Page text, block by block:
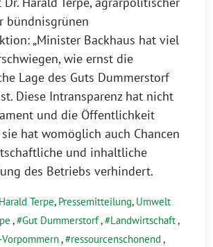
bündnisgrünen
„Minister Backhaus hat viel
wie ernst die
Lage des Guts Dummerstorf
Diese Intransparenz hat nicht
und die Öffentlichkeit
hat womöglich auch Chancen
und inhaltliche
des Betriebs verhindert.
Terpe, Pressemitteilung, Umwelt
, Gut Dummerstorf, Landwirtschaft,
, ressourcenschonend ,